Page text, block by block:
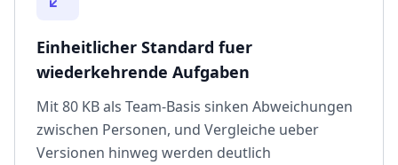
Einheitlicher Standard fuer
wiederkehrende Aufgaben
Mit 80 KB als Team-Basis sinken Abweichungen
zwischen Personen, und Vergleiche ueber
Versionen hinweg werden deutlich